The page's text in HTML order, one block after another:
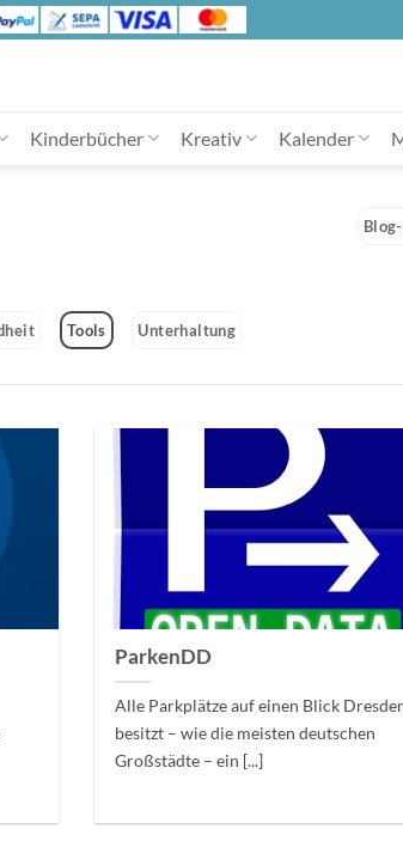
Kinderbücher Kreativ Kalender
Tools Unterhaltung
ParkenDD
Alle Parkplätze auf einen Blick
besitzt – wie die meisten deutschen
Großstädte – ein [...]